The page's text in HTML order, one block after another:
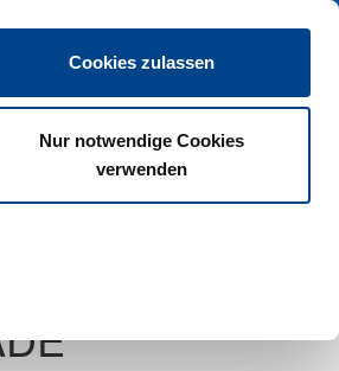
Cookies zulassen
Nur notwendige Cookies
verwenden